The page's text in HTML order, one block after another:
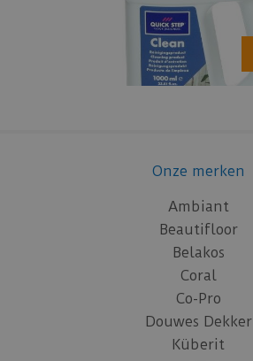
Onze merken
Ambiant
Beautifloor
Belakos
Coral
Co-Pro
Douwes Dekker
Küberit